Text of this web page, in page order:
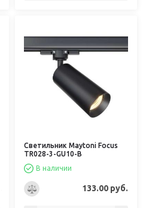
Светильник Maytoni Focus
TR028-3-GU10-B
В наличии
133.00 руб.